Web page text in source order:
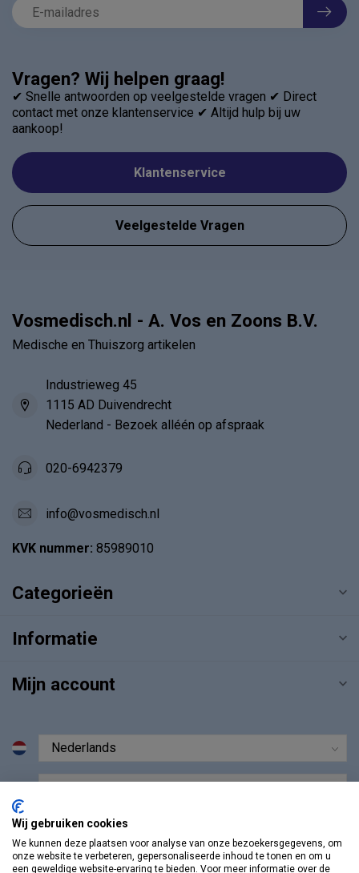
Vragen? Wij helpen graag!
✔ Snelle antwoorden op veelgestelde vragen ✔ Direct
contact met onze klantenservice ✔ Altijd hulp bij uw
aankoop!
Klantenservice
Veelgestelde Vragen
Vosmedisch.nl - A. Vos en Zoons B.V.
Medische en Thuiszorg artikelen
Industrieweg 45
1115 AD Duivendrecht
Nederland - Bezoek alléén op afspraak
020-6942379
info@vosmedisch.nl
KVK nummer: 85989010
Categorieën
Informatie
Mijn account
Wij gebruiken cookies
We kunnen deze plaatsen voor analyse van onze bezoekersgegevens, om
onze website te verbeteren, gepersonaliseerde inhoud te tonen en om u
een geweldige website-ervaring te bieden. Voor meer informatie over de